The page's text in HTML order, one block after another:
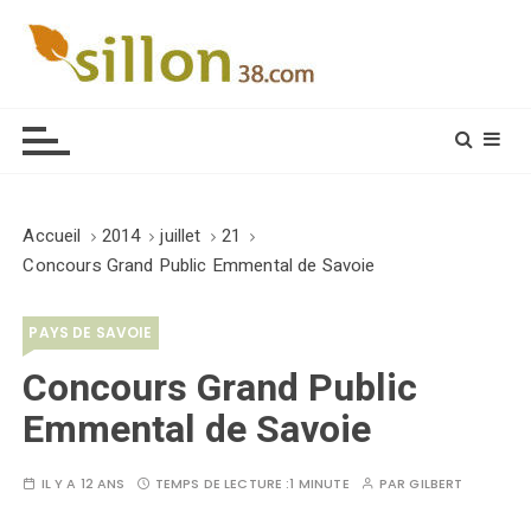
Accueil 2014 juillet
21
Concours Grand Public Emmental de Savoie
PAYS DE SAVOIE
Concours Grand Public
Emmental de Savoie
IL Y A 12 ANS TEMPS DE LECTURE :1 MINUTE PARGILBERT